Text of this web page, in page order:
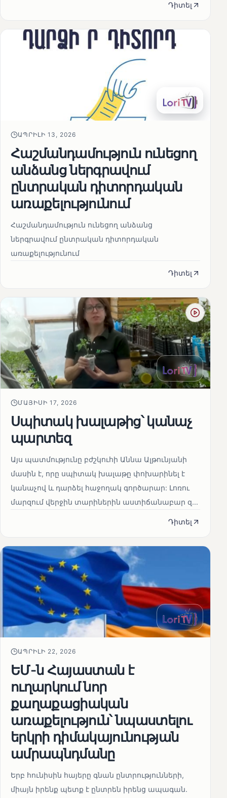
Դիտել
ԱՊՐԻԼԻ 13, 2026
Հաշմանդամություն ունեցող
անձանց ներգրավում
ընտրական դիտորդական
առաքելությունում
Հաշմանդամություն ունեցող անձանց
ներգրավում ընտրական դիտորդական
առաքելությունում
Դիտել
ՄԱՅԻՍԻ 17, 2026
Սպիտակ խալաթից՝ կանաչ
պարտեզ
Այս պատմությունը բժշկուհի Աննա Ալթունյանի
մասին է, որը սպիտակ խալաթը փոխարինել է
կանաչով և դարձել հաջողակ գործարար: Լոռու
մարզում վերջին տարիներին աստիճանաբար զ...
Դիտել
ԱՊՐԻԼԻ 22, 2026
ԵՄ-ն Հայաստան է
ուղարկում նոր
քաղաքացիական
առաքելություն՝ նպաստելու
երկրի դիմակայունության
ամրապնդմանը
Երբ հունիսին հայերը գնան ընտրությունների,
միայն իրենք պետք է ընտրեն իրենց ապագան.